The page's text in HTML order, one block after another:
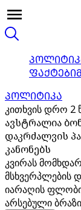
ᲤᲐᲥᲢᲔᲑᲘ
ᲞᲝᲚᲘᲢᲘᲙᲐ
კითხვის დრო 2
ავსტრალია
დაკრძალვის
კანონებს
კვირას
მსხვერპლების
იარაღის
არსებული